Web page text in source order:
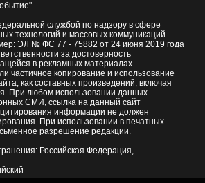
службой по надзору в сфере
технологий и массовых коммуникаций.
ЭЛ № ФС 77 - 75882 от 24 июня 2019 года
за достоверность
в рекламных материалах
частичное копирование и использование
как составных произведений, включая
При любом использовании данных
СМИ, ссылка на данный сайт
информации не должен
При использовании в печатных
разрешение редакции.
Российская Федерация,